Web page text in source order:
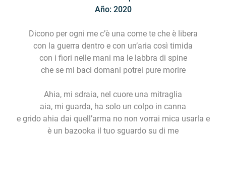
Año: 2020
Dicono per ogni me c’è una come te che è libera
con la guerra dentro e con un’aria così timida
con i fiori nelle mani ma le labbra di spine
che se mi baci domani potrei pure morire
Ahia, mi sdraia, nel cuore una mitraglia
aia, mi guarda, ha solo un colpo in canna
e grido ahia dai quell’arma no non vorrai mica usarla e
è un bazooka il tuo sguardo su di me